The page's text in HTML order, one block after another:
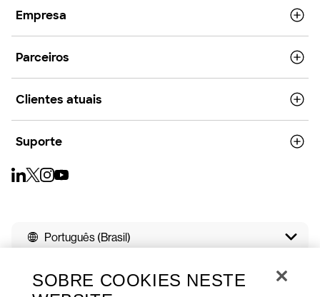
Empresa
Parceiros
Clientes atuais
Suporte
Português (Brasil)
Direitos autorais © 2026Privacidade Cookies
SOBRE COOKIES NESTE